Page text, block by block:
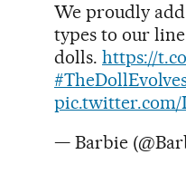
We proudly
types to our
dolls. https://
pic.twitter.com/
— Barbie